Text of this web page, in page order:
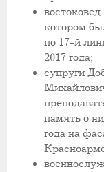
котором
по 17-й
2017 года;
супруги
память о
года на